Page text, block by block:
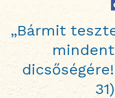
„Bármit
31)